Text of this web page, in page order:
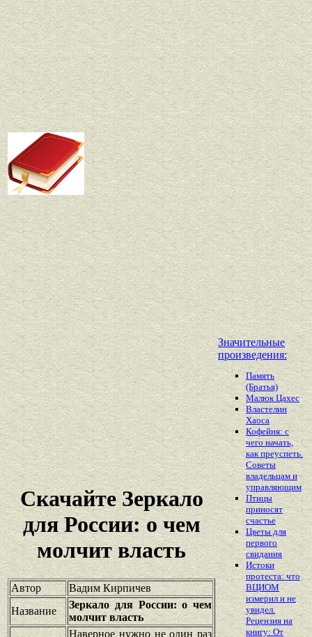
Скачайте Зеркало
для России: о чем
молчит власть
Автор
Вадим Кирпичев
Название
Зеркало для России: о чем
молчит власть
Наверное нужно не один раз
Значительные
произведения:
Память
(Братья)
Малюк Цахес
Властелин
Хаоса
Кофейня: с
чего начать,
как преуспеть.
Советы
владельцам и
управляющим
Птицы
приносят
счастье
Цветы для
первого
свидания
Истоки
протеста: что
ВЦИОМ
измерил и не
увидел.
Рецензия на
книгу: От